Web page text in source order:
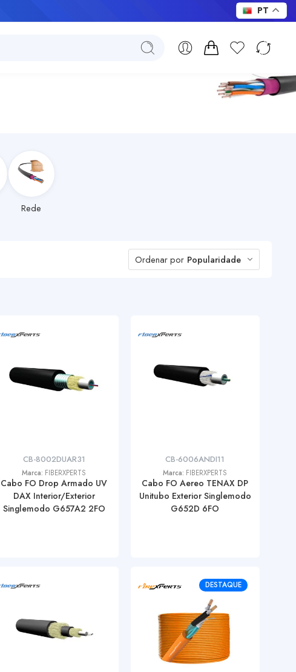
Rede
Ordenar por Popularidade
CB-8002DUAR31
Marca: FIBERXPERTS
Cabo FO Drop Armado UV
DAX Interior/Exterior
Singlemodo G657A2 2FO
CB-6006ANDI11
Marca: FIBERXPERTS
Cabo FO Aereo TENAX DP
Unitubo Exterior Singlemodo
G652D 6FO
DESTAQUE
PT